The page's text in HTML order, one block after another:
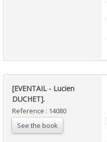
‎[EVENTAIL - Lucien
DUCHET]. ‎
Reference : 14080
See the book